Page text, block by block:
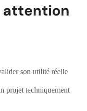
attention
son utilité réelle
projet techniquement